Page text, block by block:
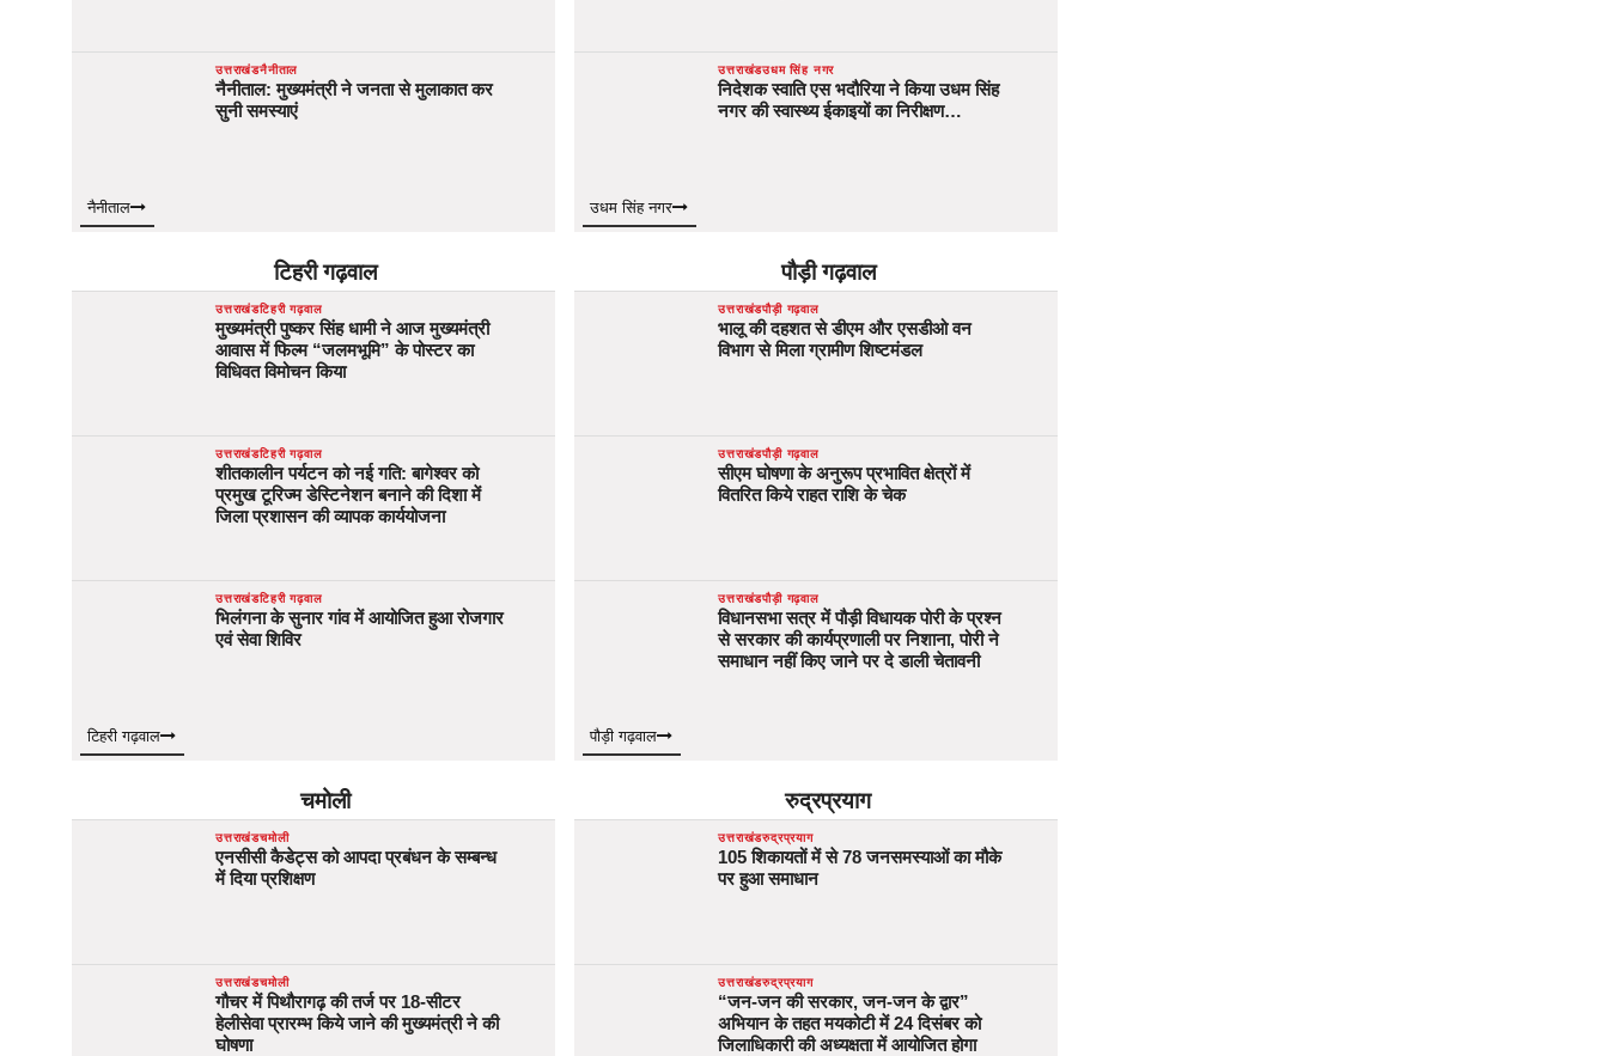
उत्तराखंडनैनीताल
नैनीताल: मुख्यमंत्री ने जनता से मुलाकात कर
सुनी समस्याएं
नैनीताल
उत्तराखंडउधम सिंह नगर
निदेशक स्वाति एस भदौरिया ने किया उधम सिंह
नगर की स्वास्थ्य ईकाइयों का निरीक्षण…
उधम सिंह नगर
टिहरी गढ़वाल
उत्तराखंडटिहरी गढ़वाल
मुख्यमंत्री पुष्कर सिंह धामी ने आज मुख्यमंत्री
आवास में फिल्म “जलमभूमि” के पोस्टर का
विधिवत विमोचन किया
उत्तराखंडटिहरी गढ़वाल
शीतकालीन पर्यटन को नई गति: बागेश्वर को
प्रमुख टूरिज्म डेस्टिनेशन बनाने की दिशा में
जिला प्रशासन की व्यापक कार्ययोजना
उत्तराखंडटिहरी गढ़वाल
भिलंगना के सुनार गांव में आयोजित हुआ रोजगार
एवं सेवा शिविर
टिहरी गढ़वाल
पौड़ी गढ़वाल
उत्तराखंडपौड़ी गढ़वाल
भालू की दहशत से डीएम और एसडीओ वन
विभाग से मिला ग्रामीण शिष्टमंडल
उत्तराखंडपौड़ी गढ़वाल
सीएम घोषणा के अनुरूप प्रभावित क्षेत्रों में
वितरित किये राहत राशि के चेक
उत्तराखंडपौड़ी गढ़वाल
विधानसभा सत्र में पौड़ी विधायक पोरी के प्रश्न
से सरकार की कार्यप्रणाली पर निशाना, पोरी ने
समाधान नहीं किए जाने पर दे डाली चेतावनी
पौड़ी गढ़वाल
चमोली
उत्तराखंडचमोली
एनसीसी कैडेट्स को आपदा प्रबंधन के सम्बन्ध
में दिया प्रशिक्षण
उत्तराखंडचमोली
गौचर में पिथौरागढ़ की तर्ज पर 18-सीटर
हेलीसेवा प्रारम्भ किये जाने की मुख्यमंत्री ने की
घोषणा
रुद्रप्रयाग
उत्तराखंडरुद्रप्रयाग
105 शिकायतों में से 78 जनसमस्याओं का मौके
पर हुआ समाधान
उत्तराखंडरुद्रप्रयाग
“जन-जन की सरकार, जन-जन के द्वार”
अभियान के तहत मयकोटी में 24 दिसंबर को
जिलाधिकारी की अध्यक्षता में आयोजित होगा